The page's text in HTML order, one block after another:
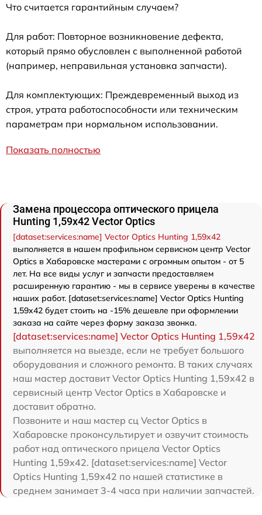
Что считается гарантийным случаем?
Для работ: Повторное возникновение дефекта,
который прямо обусловлен с выполненной работой
(например, неправильная установка запчасти).
Для комплектующих: Преждевременный выход из
строя, утрата работоспособности или техническим
параметрам при нормальном использовании.
Показать полностью
Замена процессора оптического прицела
Hunting 1,59x42 Vector Optics
[dataset:services:name] Vector Optics Hunting 1,59x42
выполняется в нашем профильном сервисном центр Vector
Optics в Хабаровске мастерами с огромным опытом - от 5
лет. На все виды услуг и запчасти предоставляем
расширенную гарантию - мы в сервисе уверены в качестве
наших работ. [dataset:services:name] Vector Optics Hunting
1,59x42 будет стоить на -15% дешевле при оформлении
заказа на сайте через форму заказа звонка.
[dataset:services:name] Vector Optics Hunting 1,59x42
выполняется на выезде, если не требует большого
оборудования и сложного ремонта. В таких случаях
наш мастер доставит Vector Optics Hunting 1,59x42 в
сервисный центр Vector Optics в Хабаровске и
доставит обратно.
Позвоните и наш мастер сц Vector Optics в
Хабаровске проконсультирует и озвучит стоимость
работ над оптического прицела Vector Optics
Hunting 1,59x42. [dataset:services:name] Vector
Optics Hunting 1,59x42 по нашей статистике в
среднем занимает 3-4 часа при наличии запчастей.